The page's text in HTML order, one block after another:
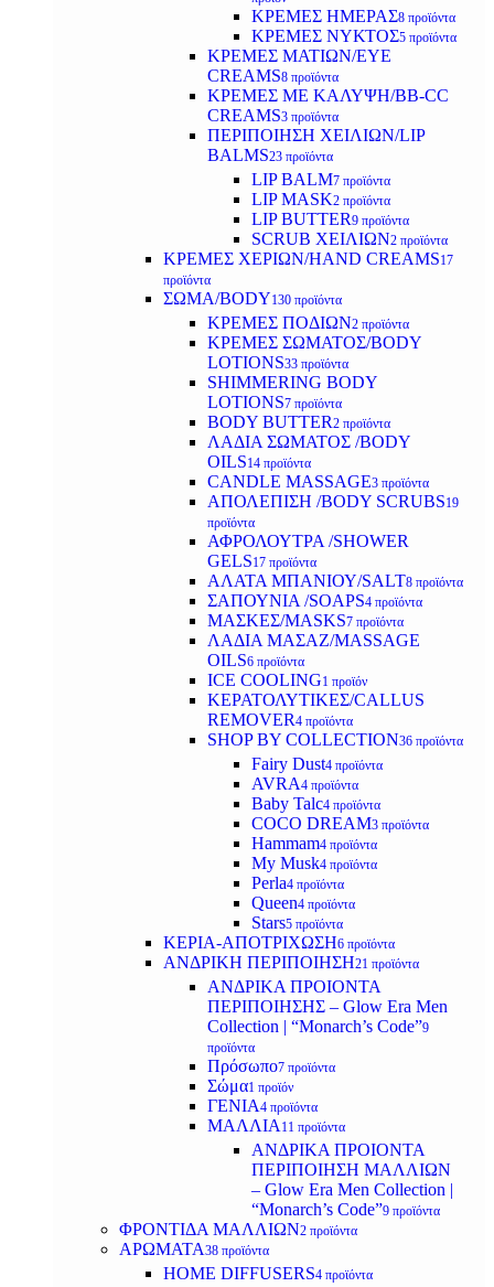
ΚΡΕΜΕΣ ΗΜΕΡΑΣ8 προϊόντα
ΚΡΕΜΕΣ ΝΥΚΤΟΣ5 προϊόντα
ΚΡΕΜΕΣ ΜΑΤΙΩΝ/EYE
CREAMS8 προϊόντα
ΚΡΕΜΕΣ ΜΕ ΚΑΛΥΨΗ/BB-CC
CREAMS3 προϊόντα
ΠΕΡΙΠΟΙΗΣΗ ΧΕΙΛΙΩΝ/LIP
BALMS23 προϊόντα
LIP BALM7 προϊόντα
LIP MASK2 προϊόντα
LIP BUTTER9 προϊόντα
SCRUB ΧΕΙΛΙΩΝ2 προϊόντα
ΚΡΕΜΕΣ ΧΕΡΙΩΝ/HAND CREAMS17
προϊόντα
ΣΩΜΑ/BODY130 προϊόντα
ΚΡΕΜΕΣ ΠΟΔΙΩΝ2 προϊόντα
ΚΡΕΜΕΣ ΣΩΜΑΤΟΣ/BODY
LOTIONS33 προϊόντα
SHIMMERING BODY
LOTIONS7 προϊόντα
BODY BUTTER2 προϊόντα
ΛΑΔΙΑ ΣΩΜΑΤΟΣ /BODY
OILS14 προϊόντα
CANDLE MASSAGE3 προϊόντα
ΑΠΟΛΕΠΙΣΗ /BODY SCRUBS19
προϊόντα
ΑΦΡΟΛΟΥΤΡΑ /SHOWER
GELS17 προϊόντα
ΑΛΑΤΑ ΜΠΑΝΙΟΥ/SALT8 προϊόντα
ΣΑΠΟΥΝΙΑ /SOAPS4 προϊόντα
ΜΑΣΚΕΣ/MASKS7 προϊόντα
ΛΑΔΙΑ ΜΑΣΑΖ/MASSAGE
OILS6 προϊόντα
ICE COOLING1 προϊόν
ΚΕΡΑΤΟΛΥΤΙΚΕΣ/CALLUS
REMOVER4 προϊόντα
SHOP BY COLLECTION36 προϊόντα
Fairy Dust4 προϊόντα
AVRA4 προϊόντα
Baby Talc4 προϊόντα
COCO DREAM3 προϊόντα
Hammam4 προϊόντα
My Musk4 προϊόντα
Perla4 προϊόντα
Queen4 προϊόντα
Stars5 προϊόντα
ΚΕΡΙΑ-ΑΠΟΤΡΙΧΩΣΗ6 προϊόντα
ΑΝΔΡΙΚΗ ΠΕΡΙΠΟΙΗΣΗ21 προϊόντα
ΑΝΔΡΙΚΑ ΠΡΟΙΟΝΤΑ
ΠΕΡΙΠΟΙΗΣΗΣ – Glow Era Men
Collection | “Monarch’s Code”9
προϊόντα
Πρόσωπο7 προϊόντα
Σώμα1 προϊόν
ΓΕΝΙΑ4 προϊόντα
ΜΑΛΛΙΑ 11 προϊόντα
ΑΝΔΡΙΚΑ ΠΡΟΙΟΝΤΑ
ΠΕΡΙΠΟΙΗΣΗ ΜΑΛΛΙΩΝ
– Glow Era Men Collection |
“Monarch’s Code”9 προϊόντα
ΦΡΟΝΤΙΔΑ ΜΑΛΛΙΩΝ2 προϊόντα
ΑΡΩΜΑΤΑ38 προϊόντα
HOME DIFFUSERS4 προϊόντα